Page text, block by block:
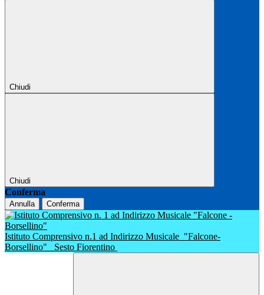
Chiudi
Chiudi
Conferma
Annulla Conferma
Istituto Comprensivo n.1 ad Indirizzo Musicale "Falcone-
Borsellino"
Sesto Fiorentino